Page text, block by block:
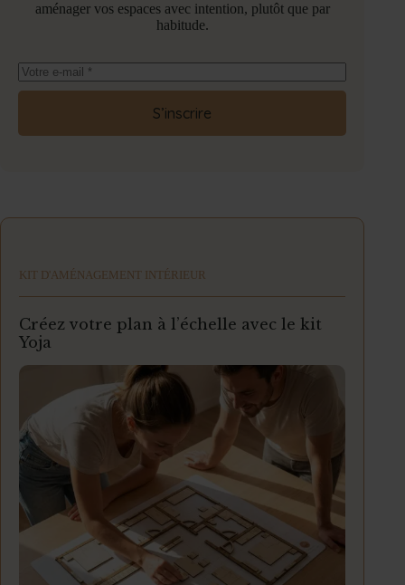
aménager vos espaces avec intention, plutôt que par
habitude.
S’inscrire
KIT D'AMÉNAGEMENT INTÉRIEUR
Créez votre plan à l’échelle avec le kit
Yoja